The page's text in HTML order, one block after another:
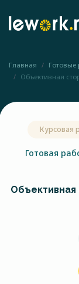
Главная Готовые
Объективная
Курсовая
Готовая
Объективная